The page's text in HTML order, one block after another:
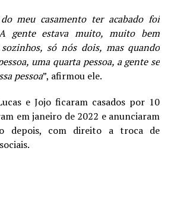
meu casamento ter acabado foi
gente estava muito, muito bem
só nós dois, mas quando
uma quarta pessoa, a gente se
pessoa”, afirmou ele.
e Jojo ficaram casados por 10
em janeiro de 2022 e anunciaram
depois, com direito a troca de